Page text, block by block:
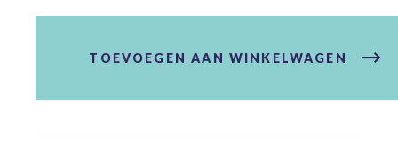
TOEVOEGEN AAN WINKELWAGEN